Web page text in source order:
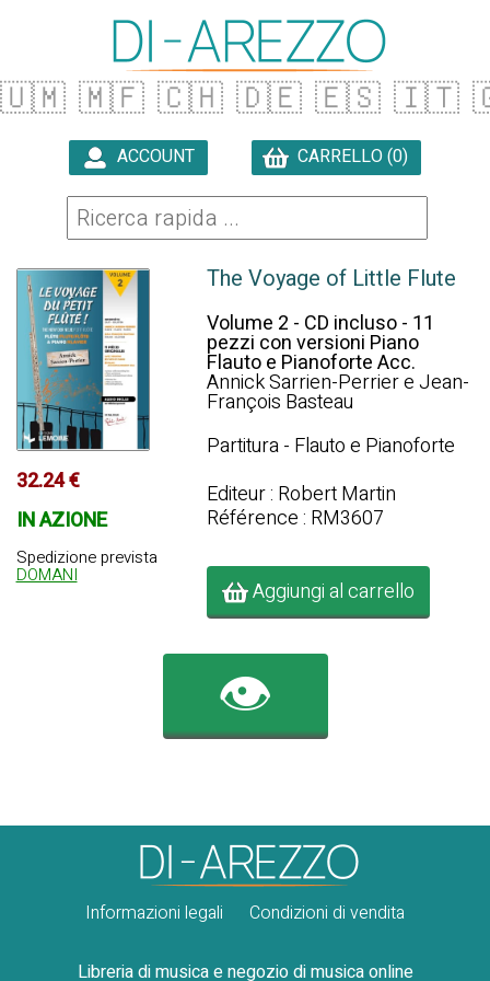
🇺🇲 🇲🇫 🇨🇭 🇩🇪 🇪🇸 🇮🇹
ACCOUNT CARRELLO (0)
32.24 €
IN AZIONE
Spedizione prevista
DOMANI
The Voyage of Little Flute
Volume 2 - CD incluso - 11
pezzi con versioni Piano
Flauto e Pianoforte Acc.
Annick Sarrien-Perrier e Jean-
François Basteau
Partitura - Flauto e Pianoforte
Editeur : Robert Martin
Référence : RM3607
Aggiungi al carrello
👁️
Informazioni legali Condizioni di vendita
Libreria di musica e negozio di musica online